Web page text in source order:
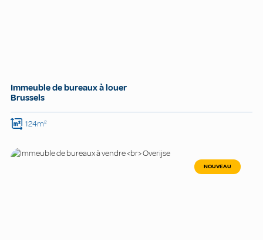
Immeuble de bureaux à louer
Brussels
124m²
NOUVEAU